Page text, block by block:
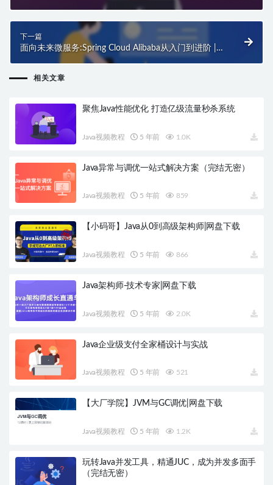
下一篇
面向未来微服务:Spring Cloud Alibaba从入门到进阶 |
相关文章
聚焦Java性能优化 打造亿级流量秒杀系统
Java视频教程 5 年前 1.0K
Java异常与调优一站式解决方案（完结无密）
Java视频教程 5 年前 859
【小码哥】Java从0到高级架构师|网盘下载
Java视频教程 5 年前 866
Java架构师-技术专家|网盘下载
Java视频教程 5 年前 2.0K
Java企业级支付全家桶设计与实战
Java视频教程 5 年前 521
【大厂学院】JVM与GC调优|网盘下载
Java视频教程 5 年前 1.2K
玩转Java并发工具，精通JUC，成为并发多面手
（完结无密）